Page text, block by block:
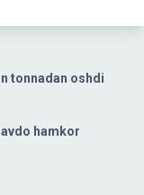
tonnadan oshdi
hamkor